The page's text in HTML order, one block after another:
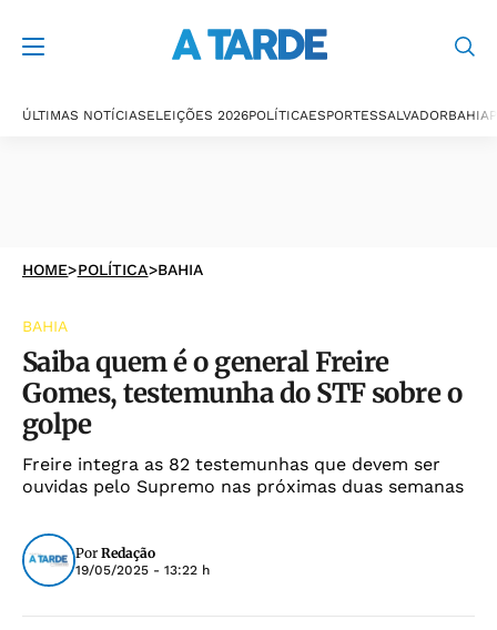
ÚLTIMAS NOTÍCIASELEIÇÕES 2026POLÍTICAESPORTESSALVADORBAHIA
HOME>POLÍTICA>BAHIA
BAHIA
Saiba quem é o general Freire
Gomes, testemunha do STF sobre o
golpe
Freire integra as 82 testemunhas que devem ser
ouvidas pelo Supremo nas próximas duas semanas
Por Redação
19/05/2025 - 13:22 h